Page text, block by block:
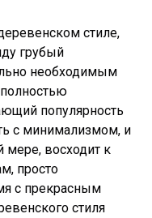
стиле,
грубый
необходимым
популярность
с минимализмом, и
мере, восходит к
просто
с прекрасным
стиля